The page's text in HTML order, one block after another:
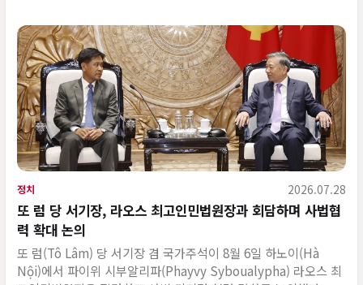
정치 2026.07.28
또 럼 당 서기장, 라오스 최고인민법원장과 회담하며 사법협
력 확대 논의
또 럼(Tô Lâm) 당 서기장 겸 국가주석이 8월 6일 하노이(Hà
Nội)에서 파이위 시부알리파(Phayvy Syboualypha) 라오스 최